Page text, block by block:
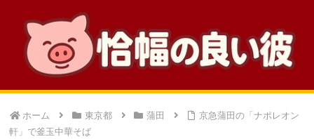
ホーム 東京都 蒲田
京急蒲田の「ナポレオン
軒」で釜玉中華そば